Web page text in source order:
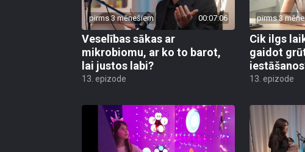
pirms 3 mēnešiem 00:07:06
Veselības sākas ar
mikrobiomu, ar ko to barot,
lai justos labi?
13. epizode
pirms 3
Cik ilgs
gaidot
13. epizode